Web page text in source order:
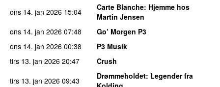
ons 14. jan 2026 15:04 Carte Blanche: Hjemme hos
Martin Jensen
ons 14. jan 2026 07:48
Go’ Morgen P3
ons 14. jan 2026 00:38
P3 Musik
tirs 13. jan 2026 20:47
Crush
tirs 13. jan 2026 09:43 Drømmeholdet: Legender fra